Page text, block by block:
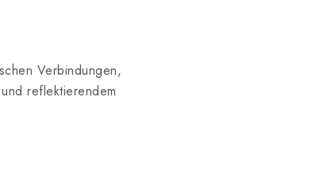
Verbindungen,
reflektierendem